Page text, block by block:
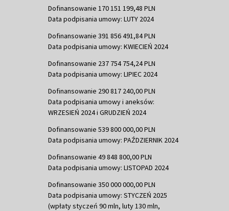
Dofinansowanie 170 151 199,48 PLN
Data podpisania umowy: LUTY 2024
Dofinansowanie 391 856 491,84 PLN
Data podpisania umowy: KWIECIEŃ 2024
Dofinansowanie 237 754 754,24 PLN
Data podpisania umowy: LIPIEC 2024
Dofinansowanie 290 817 240,00 PLN
Data podpisania umowy i aneksów:
WRZESIEŃ 2024 i GRUDZIEŃ 2024
Dofinansowanie 539 800 000,00 PLN
Data podpisania umowy: PAŹDZIERNIK 2024
Dofinansowanie 49 848 800,00 PLN
Data podpisania umowy: LISTOPAD 2024
Dofinansowanie 350 000 000,00 PLN
Data podpisania umowy: STYCZEŃ 2025
(wpłaty styczeń 90 mln, luty 130 mln,